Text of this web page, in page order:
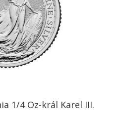
1/4 Oz-král Karel III.